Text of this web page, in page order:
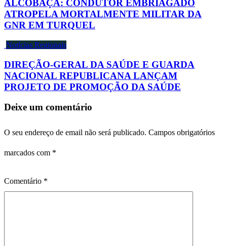
ALCOBAÇA: CONDUTOR EMBRIAGADO
ATROPELA MORTALMENTE MILITAR DA
GNR EM TURQUEL
Notícias Regionais
DIREÇÃO-GERAL DA SAÚDE E GUARDA
NACIONAL REPUBLICANA LANÇAM
PROJETO DE PROMOÇÃO DA SAÚDE
Deixe um comentário
O seu endereço de email não será publicado. Campos obrigatórios
marcados com *
Comentário *